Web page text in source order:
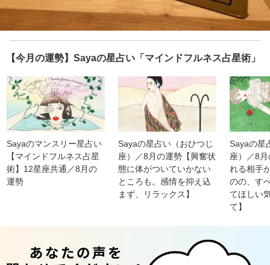
【今月の運勢】Sayaの星占い「マインドフルネス占星術」
Sayaのマンスリー星占い
【マインドフルネス占星
術】12星座共通／8月の
運勢
Sayaの星占い（おひつじ
座）／8月の運勢【興奮状
態に体がついていかない
ところも。感情を抑え込
まず、リラックス】
Sayaの星
座）／8
れる相手
のの、す
てほしい
て】